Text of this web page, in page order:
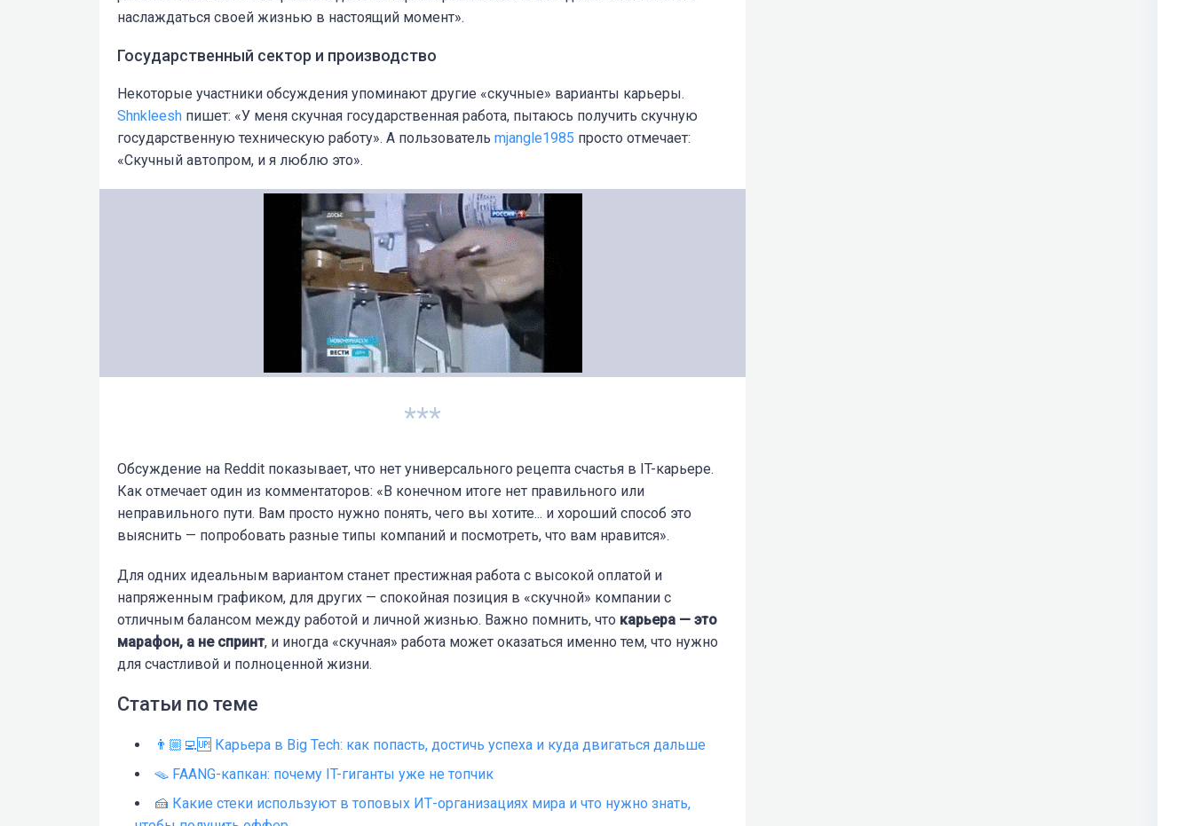
наслаждаться своей жизнью в настоящий момент».
Государственный сектор и производство
Некоторые участники обсуждения упоминают другие «скучные» варианты карьеры.
Shnkleesh пишет: «У меня скучная государственная работа, пытаюсь получить скучную
государственную техническую работу». А пользователь mjangle1985 просто отмечает:
«Скучный автопром, и я люблю это».
***
Обсуждение на Reddit показывает, что нет универсального рецепта счастья в IT-карьере.
Как отмечает один из комментаторов: «В конечном итоге нет правильного или
неправильного пути. Вам просто нужно понять, чего вы хотите... и хороший способ это
выяснить — попробовать разные типы компаний и посмотреть, что вам нравится».
Для одних идеальным вариантом станет престижная работа с высокой оплатой и
напряженным графиком, для других — спокойная позиция в «скучной» компании с
отличным балансом между работой и личной жизнью. Важно помнить, что карьера — это
марафон, а не спринт, и иногда «скучная» работа может оказаться именно тем, что нужно
для счастливой и полноценной жизни.
Статьи по теме
👨🏼‍💻🆙 Карьера в Big Tech: как попасть, достичь успеха и куда двигаться дальше
🪤 FAANG-капкан: почему IT-гиганты уже не топчик
🍰 Какие стеки используют в топовых ИТ-организациях мира и что нужно знать,